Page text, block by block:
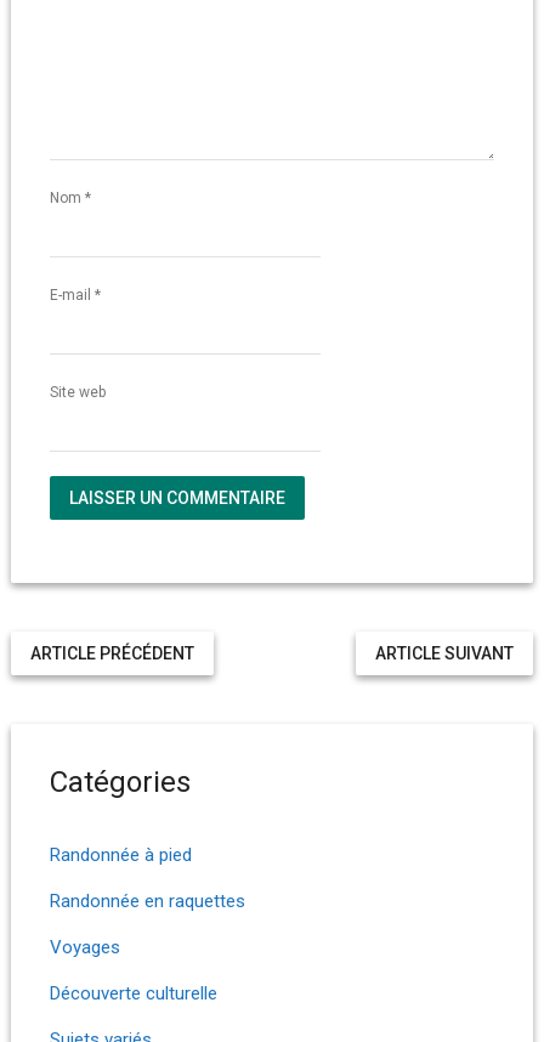
Nom *
E-mail *
Site web
ARTICLE SUIVANT
ARTICLE PRÉCÉDENT
Catégories
Randonnée à pied
Randonnée en raquettes
Voyages
Découverte culturelle